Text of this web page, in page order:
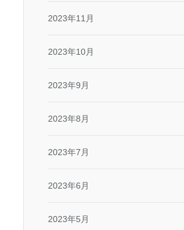
2023年11月
2023年10月
2023年9月
2023年8月
2023年7月
2023年6月
2023年5月